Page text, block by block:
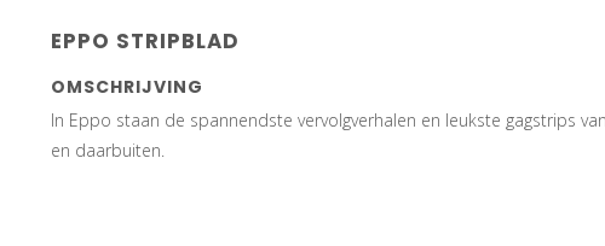
EPPO STRIPBLAD
OMSCHRIJVING
In Eppo staan de spannendste vervolgverhalen en leukste gagstrips
en daarbuiten.